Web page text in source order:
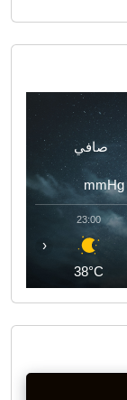
صافي
mmHg
23:00
38°C
‹